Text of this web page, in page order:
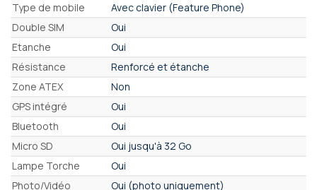
Type de mobile
Avec clavier (Feature Phone)
Double SIM
Oui
Etanche
Oui
Résistance
Renforcé et étanche
Zone ATEX
Non
GPS intégré
Oui
Bluetooth
Oui
Micro SD
Oui jusqu'à 32 Go
Lampe Torche
Oui
Photo/Vidéo
Oui (photo uniquement)